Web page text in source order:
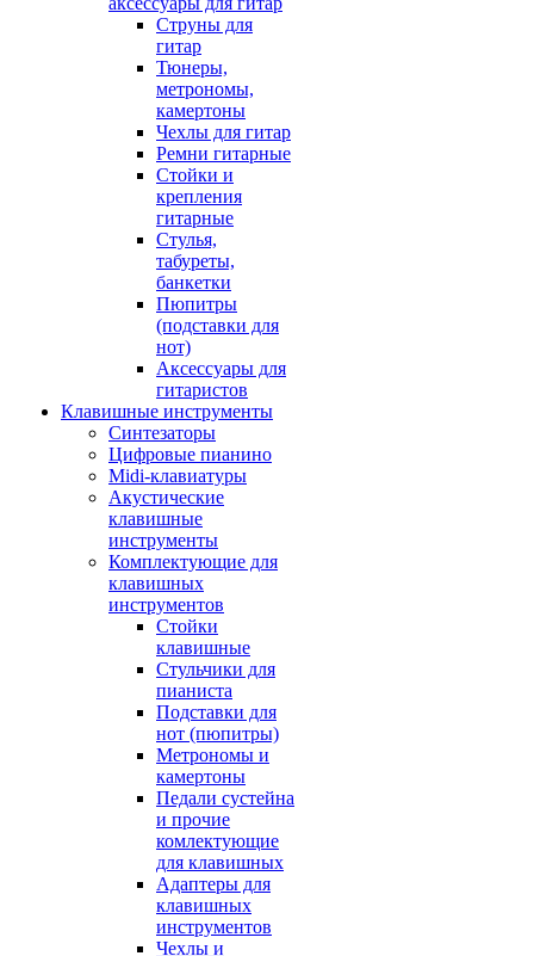
Струны для
гитар
Тюнеры,
метрономы,
камертоны
Чехлы для гитар
Ремни гитарные
Стойки и
крепления
гитарные
Стулья,
табуреты,
банкетки
Пюпитры
(подставки для
нот)
Аксессуары для
гитаристов
Клавишные инструменты
Синтезаторы
Цифровые пианино
Midi-клавиатуры
Акустические
клавишные
инструменты
Комплектующие для
клавишных
инструментов
Стойки
клавишные
Стульчики для
пианиста
Подставки для
нот (пюпитры)
Метрономы и
камертоны
Педали сустейна
и прочие
комлектующие
для клавишных
Адаптеры для
клавишных
инструментов
Чехлы и